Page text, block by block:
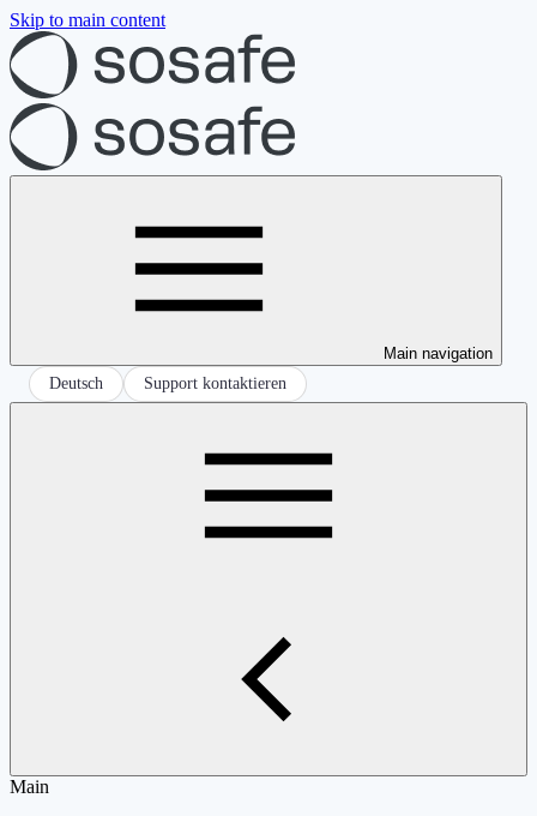
Skip to main content
Main navigation
Deutsch
Support kontaktieren
Main